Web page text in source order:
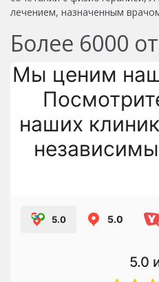
лечением, назначенным
Более 6000
Мы ценим
наших
5.0 5.0
5.0